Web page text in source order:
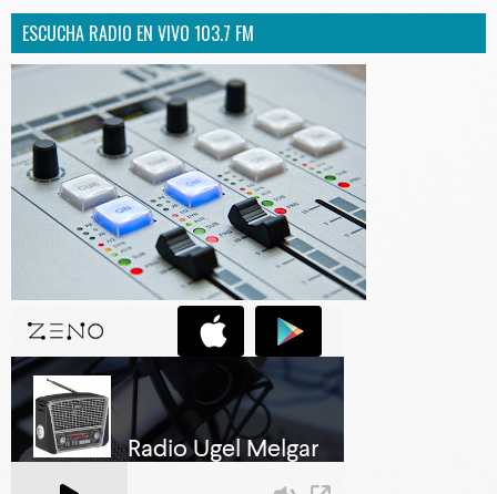
ESCUCHA RADIO EN VIVO 103.7 FM